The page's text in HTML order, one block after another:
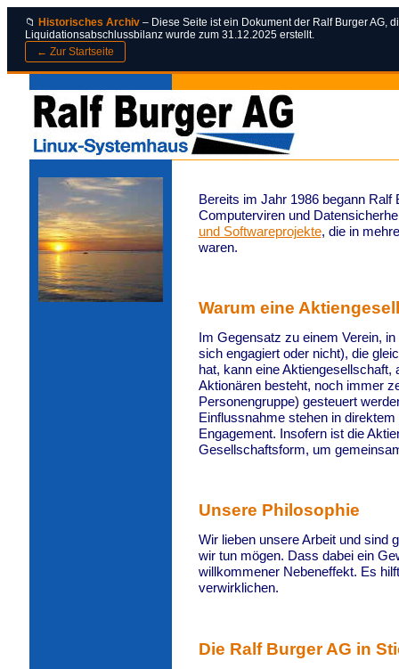
📁 Historisches Archiv – Diese Seite ist ein Dokument der Ralf Burger AG,
Liquidationsabschlussbilanz wurde zum 31.12.2025 erstellt.
← Zur Startseite
Bereits im Jahr 1986 begann
Computerviren und
und Softwareprojekte, die in
waren.
Warum eine
Im Gegensatz zu einem Verein,
sich engagiert oder nicht), die
hat, kann eine
Aktionären besteht, noch immer
Personengruppe) gesteuert
Einflussnahme stehen in
Engagement. Insofern ist die
Gesellschaftsform, um
Unsere Philosophie
Wir lieben unsere Arbeit und sind
wir tun mögen. Dass dabei ein
willkommener Nebeneffekt. Es
verwirklichen.
Die Ralf Burger AG in